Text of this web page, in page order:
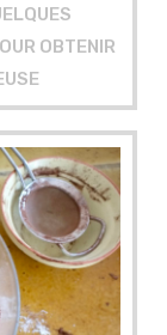
OBTENIR